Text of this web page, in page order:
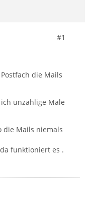
#1
die Mails
unzählige Male
die Mails niemals
funktioniert es .